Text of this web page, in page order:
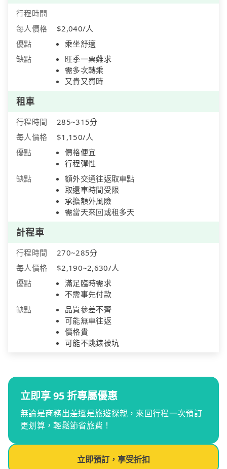
行程時間
每人價格
$2,040/人
優點
乘坐舒適
缺點
旺季一票難求
需多次轉乘
又貴又費時
租車
行程時間
285~315分
每人價格
$1,150/人
優點
價格便宜
行程彈性
缺點
額外交通往返取車點
取還車時間受限
承擔額外風險
需當天來回或租多天
計程車
行程時間
270~285分
每人價格
$2,190~2,630/人
優點
滿足臨時需求
不需事先付款
缺點
品質參差不齊
可能無車往返
價格貴
可能不跳錶被坑
立即享 95 折專屬優惠
無論是商務出差還是旅遊探親，來回行程一次預訂
更划算，輕鬆節省旅費！
立即預訂，享受折扣